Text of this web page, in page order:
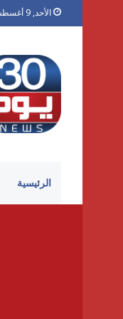
الأحد, 9 أغسطس 2026
الرئيسية